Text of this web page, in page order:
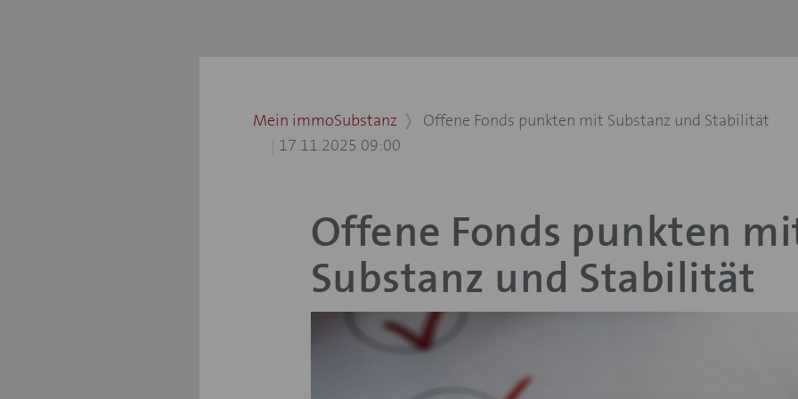
Mein immoSubstanz
Offene Fonds punkten mit Substanz und Stabilität
17.11.2025 09:00
Offene Fonds punkten
Substanz und Stabilität